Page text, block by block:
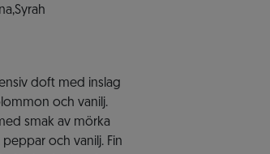
doft med inslag
och vanilj.
smak av mörka
och vanilj. Fin